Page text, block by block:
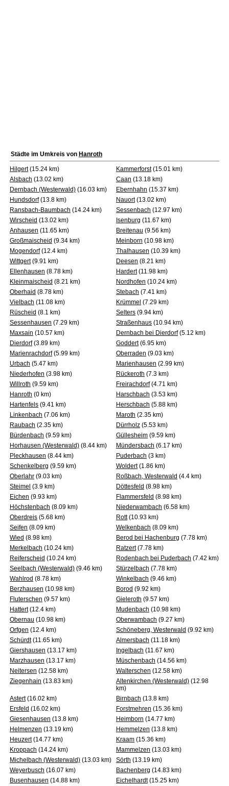
Städte im Umkreis von Hanroth
Hilgert(15.24 km) Kammerforst(15.01 km)
Alsbach (13.02 km) Caan (13.18 km)
Dernbach (Westerwald) (16.03 km) Ebernhahn (15.37 km)
Hundsdorf(13.8 km) Nauort(13.02 km)
Ransbach-Baumbach (14.24 km) Sessenbach (12.97 km)
Wirscheid (13.02 km) Isenburg (11.67 km)
Anhausen (11.65 km) Breitenau (9.56 km)
Großmaischeid (9.34 km) Meinborn (10.98 km)
Mogendorf(12.4 km) Thalhausen (10.39 km)
Wittgert(9.91 km) Deesen (8.21 km)
Ellenhausen (8.78 km) Hardert(11.98 km)
Kleinmaischeid (8.21 km) Nordhofen (10.24 km)
Oberhaid (8.78 km) Stebach (7.41 km)
Vielbach (11.08 km) Krümmel (7.29 km)
Rüscheid (8.1 km) Selters (9.94 km)
Sessenhausen (7.29 km) Straßenhaus (10.94 km)
Maxsain (10.57 km) Dernbach bei Dierdorf(5.12 km)
Dierdorf(3.89 km) Goddert(6.95 km)
Marienrachdorf(5.99 km) Oberraden (9.03 km)
Urbach (5.47 km) Marienhausen (2.99 km)
Niederhofen (3.98 km) Rückeroth (7.3 km)
Willroth (9.59 km) Freirachdorf(4.71 km)
Hanroth (0 km) Harschbach (3.53 km)
Hartenfels (9.41 km) Herschbach (5.88 km)
Linkenbach (7.06 km) Maroth (2.35 km)
Raubach (2.35 km) Dürrholz (5.53 km)
Bürdenbach (9.59 km) Güllesheim (9.59 km)
Horhausen (Westerwald) (8.44 km) Mündersbach (6.17 km)
Pleckhausen (8.44 km) Puderbach (3 km)
Schenkelberg (9.59 km) Woldert(1.86 km)
Oberlahr (9.03 km) Roßbach, Westerwald (4.4 km)
Steimel (3.9 km) Döttesfeld (8.98 km)
Eichen (9.93 km) Flammersfeld (8.98 km)
Höchstenbach (8.09 km) Niederwambach (6.58 km)
Oberdreis (5.68 km) Rott(10.93 km)
Seifen (8.09 km) Welkenbach (8.09 km)
Wied (8.98 km) Berod bei Hachenburg (7.78 km)
Merkelbach (10.24 km) Ratzert(7.78 km)
Reiferscheid (10.24 km) Rodenbach bei Puderbach (7.42 km)
Seelbach (Westerwald) (9.46 km) Stürzelbach (7.78 km)
Wahlrod (8.78 km) Winkelbach (9.46 km)
Berzhausen (10.98 km) Borod (9.92 km)
Fluterschen (9.57 km) Gieleroth (9.57 km)
Hattert(12.4 km) Mudenbach (10.98 km)
Obernau (10.98 km) Oberwambach (9.27 km)
Orfgen (12.4 km) Schöneberg, Westerwald (9.92 km)
Schürdt(11.65 km) Almersbach (11.18 km)
Giershausen (13.17 km) Ingelbach (11.67 km)
Marzhausen (13.17 km) Müschenbach (14.56 km)
Neitersen (12.58 km) Walterschen (12.58 km)
Ziegenhain (13.83 km) Altenkirchen (Westerwald) (12.98
km)
Astert(16.02 km) Birnbach (13.8 km)
Ersfeld (16.02 km) Forstmehren (15.36 km)
Giesenhausen (13.8 km) Heimborn (14.77 km)
Helmenzen (13.19 km) Hemmelzen (13.8 km)
Heuzert(14.77 km) Kraam (15.36 km)
Kroppach (14.24 km) Mammelzen (13.03 km)
Michelbach (Westerwald) (13.03 km) Sörth (13.19 km)
Weyerbusch (16.07 km) Bachenberg (14.83 km)
Busenhausen (14.88 km) Eichelhardt(15.25 km)